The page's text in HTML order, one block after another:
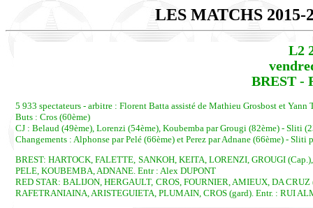
LES MATCHS
L2
BREST -
5 933 spectateurs - arbitre : Florent Batta assisté de Mathieu Grosbost et Yann
Buts : Cros (60ème)
CJ : Belaud (49ème), Lorenzi (54ème), Koubemba par Grougi (82ème) - Sliti
Changements : Alphonse par Pelé (66ème) et Perez par Adnane (66ème) -
BREST: HARTOCK, FALETTE, SANKOH, KEITA, LORENZI, GROUGI
PELE, KOUBEMBA, ADNANE. Entr : Alex DUPONT
RED STAR: BALIJON, HERGAULT, CROS, FOURNIER, AMIEUX, DA
RAFETRANIAINA, ARISTEGUIETA, PLUMAIN, CROS (gard). Entr. : RUI